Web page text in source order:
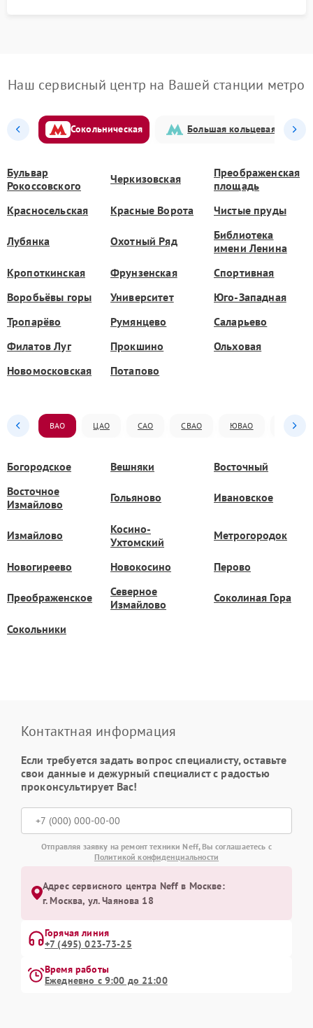
Наш сервисный центр на Вашей станции метро
Сокольническая Большая кольцевая
Бульвар
Рокоссовского
Черкизовская
Преображенская
площадь
Красносельская
Красные Ворота Чистые пруды
Лубянка Охотный Ряд
Библиотека
имени Ленина
Кропоткинская
Фрунзенская
Спортивная
Воробьёвы горы
Университет
Юго-Западная
Тропарёво
Румянцево
Саларьево
Филатов Луг
Прокшино
Ольховая
Новомосковская
Потапово
ВАО ЦАО САО СВАО ЮВАО ЮАО
Богородское Вешняки
Восточный
Восточное
Измайлово
Гольяново Ивановское
Измайлово
Косино-
Ухтомский
Метрогородок
Новогиреево Новокосино Перово
Преображенское
Северное
Измайлово
Соколиная Гора
Сокольники
Контактная информация
Если требуется задать вопрос специалисту, оставьте
свои данные и дежурный специалист с радостью
проконсультирует Вас!
Отправляя заявку на ремонт техники Neff, Вы соглашаетесь с
Политикой конфиденциальности
Адрес сервисного центра Neff в Москве:
г. Москва, ул. Чаянова 18
Горячая линия
+7 (495) 023-73-25
Время работы
Ежедневно с 9:00 до 21:00